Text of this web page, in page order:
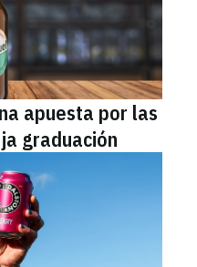
apuesta por las
graduación